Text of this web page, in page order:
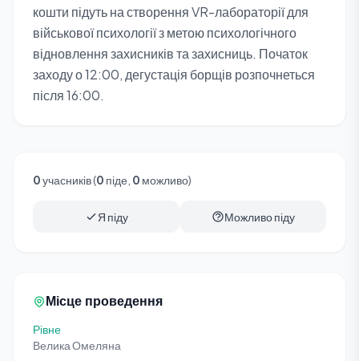
кошти підуть на створення VR-лабораторії для
військової психології з метою психологічного
відновлення захисників та захисниць. Початок
заходу о 12:00, дегустація борщів розпочнеться
після 16:00.
0учасників (0 піде, 0 можливо)
Я піду Можливо піду
Місце проведення
Рівне
Велика Омеляна